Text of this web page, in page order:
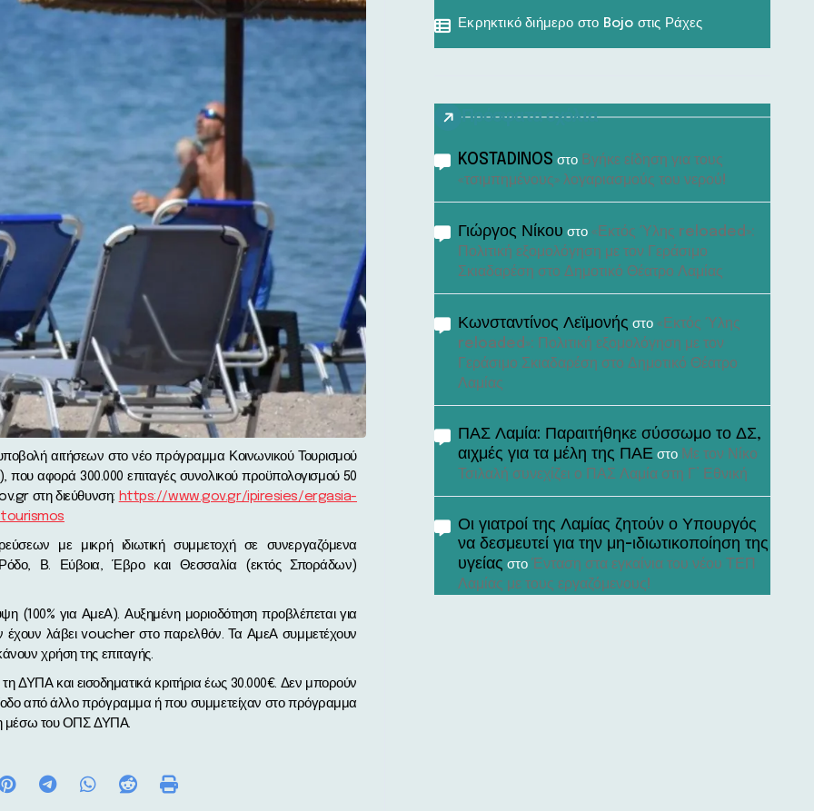
αφορά 300.000 επιταγές συνολικού προϋπολογισμού 50
στη διεύθυνση: https://www.gov.gr/ipiresies/ergasia-
με μικρή ιδιωτική συμμετοχή σε συνεργαζόμενα
Β. Εύβοια, Έβρο και Θεσσαλία (εκτός Σποράδων)
(100% για ΑμεΑ). Αυξημένη μοριοδότηση προβλέπεται για
έχουν λάβει voucher στο παρελθόν. Τα ΑμεΑ συμμετέχουν
χρήση της επιταγής.
τη ΔΥΠΑ και εισοδηματικά κριτήρια έως 30.000€. Δεν μπορούν
από άλλο πρόγραμμα ή που συμμετείχαν στο πρόγραμμα
μέσω του ΟΠΣ ΔΥΠΑ.
Εκρηκτικό διήμερο στο Bojo στις Ράχες
Πρόσφατα σχόλια
KOSTADINOS στο Βγήκε είδηση για τους
«τσιμπημένους» λογαριασμούς του νερού!
Γιώργος Νίκου στο «Εκτός Ύλης reloaded»:
Πολιτική εξομολόγηση με τον Γεράσιμο
Σκιαδαρέση στο Δημοτικό Θέατρο Λαμίας
Κωνσταντίνος Λεϊμονής στο «Εκτός Ύλης
reloaded»: Πολιτική εξομολόγηση με τον
Γεράσιμο Σκιαδαρέση στο Δημοτικό Θέατρο
Λαμίας
ΠΑΣ Λαμία: Παραιτήθηκε σύσσωμο το ΔΣ,
αιχμές για τα μέλη της ΠΑΕ στο Με τον Νίκο
Τσιλαλή συνεχίζει ο ΠΑΣ Λαμία στη Γ’ Εθνική
Οι γιατροί της Λαμίας ζητούν ο Υπουργός
να δεσμευτεί για την μη-ιδιωτικοποίηση της
υγείας στο Ένταση στα εγκαίνια του νέου ΤΕΠ
Λαμίας με τους εργαζόμενους!